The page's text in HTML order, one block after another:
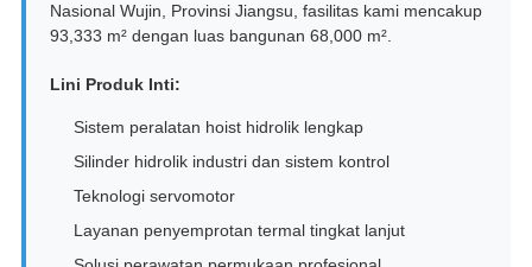
Nasional Wujin, Provinsi Jiangsu, fasilitas kami mencakup
93,333 m² dengan luas bangunan 68,000 m².
Lini Produk Inti:
Sistem peralatan hoist hidrolik lengkap
Silinder hidrolik industri dan sistem kontrol
Teknologi servomotor
Layanan penyemprotan termal tingkat lanjut